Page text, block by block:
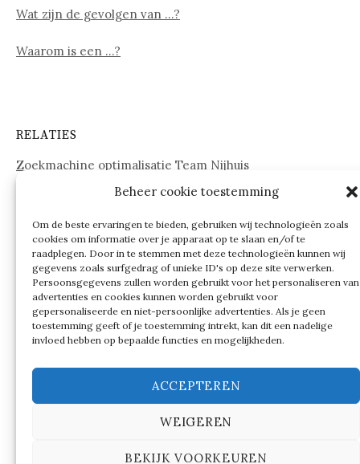
Beheer cookie toestemming
Om de beste ervaringen te bieden, gebruiken wij technologieën zoals
cookies om informatie over je apparaat op te slaan en/of te
raadplegen. Door in te stemmen met deze technologieën kunnen wij
gegevens zoals surfgedrag of unieke ID's op deze site verwerken.
Persoonsgegevens zullen worden gebruikt voor het personaliseren van
advertenties en cookies kunnen worden gebruikt voor
gepersonaliseerde en niet-persoonlijke advertenties. Als je geen
toestemming geeft of je toestemming intrekt, kan dit een nadelige
invloed hebben op bepaalde functies en mogelijkheden.
ACCEPTEREN
WEIGEREN
BEKIJK VOORKEUREN
Wat zijn de gevolgen van …?
Waarom is een …?
RELATIES
Zoekmachine optimalisatie Team Nijhuis